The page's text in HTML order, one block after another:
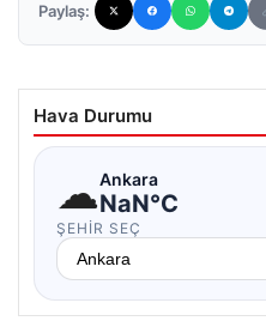
Paylaş:
Hava Durumu
☁Ankara
NaN°C
ŞEHIR SEÇ